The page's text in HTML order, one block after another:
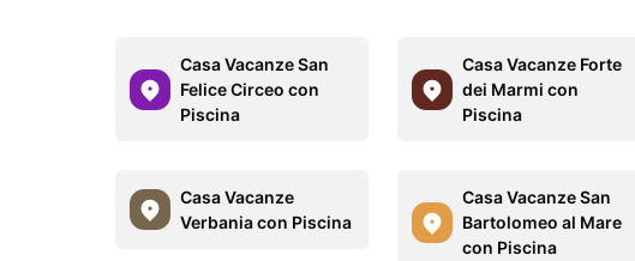
Casa Vacanze San
Felice Circeo con
Piscina
Casa Vacanze Forte
dei Marmi con
Piscina
Casa Vacanze
Verbania con Piscina
Casa Vacanze San
Bartolomeo al Mare
con Piscina